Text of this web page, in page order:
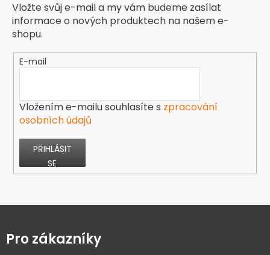
Vložte svůj e-mail a my vám budeme zasílat
informace o nových produktech na našem e-
shopu.
E-mail
Vložením e-mailu souhlasíte s zpracování
osobních údajů
PŘIHLÁSIT
SE
Z
pPro zákazníky